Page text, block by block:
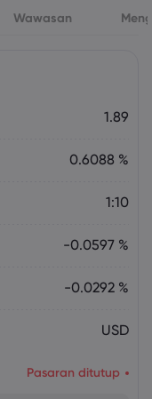
Wawasan
1.89
0.6088 %
1:10
-0.0597 %
-0.0292 %
USD
Pasaran ditutup